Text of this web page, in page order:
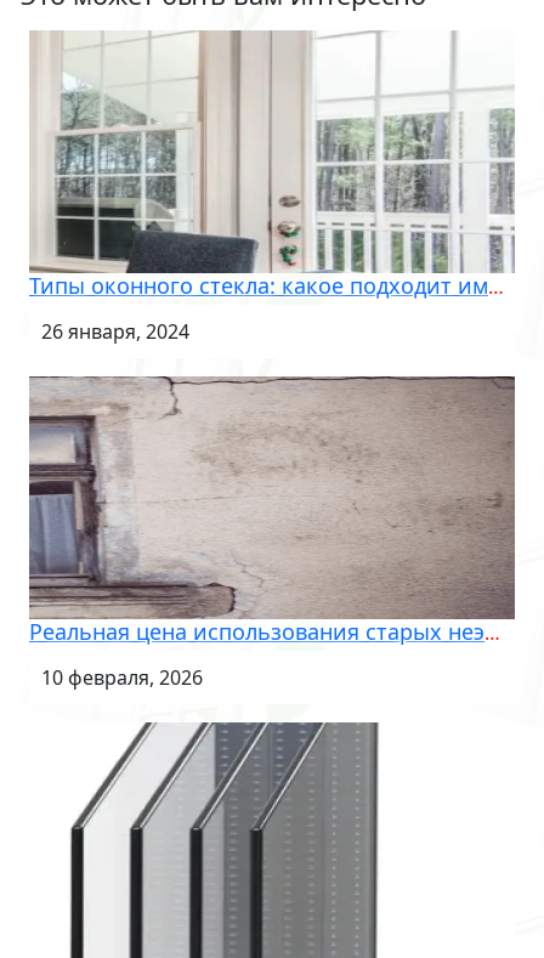
Типы оконного стекла: какое подходит именно вам
26 января, 2024
Реальная цена использования старых неэффективных окон
10 февраля, 2026